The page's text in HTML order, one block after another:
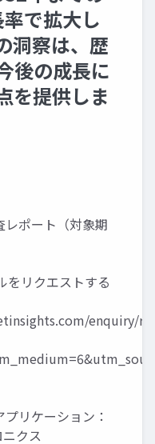
で拡大し
洞察は、歴
後の成長に
を提供しま
ポート（対象期
をリクエストする
enquiry/
リケーション：
クス